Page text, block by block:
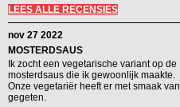
LEES ALLE RECENSIES
nov 27 2022
MOSTERDSAUS
Ik zocht een vegetarische variant op de
mosterdsaus die ik gewoonlijk maakte.
Onze vegetariër heeft er met smaak van
gegeten.